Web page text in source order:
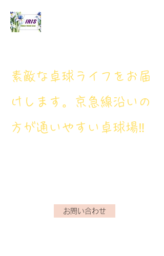
​素敵な卓球ライフをお届
けします。京急線沿いの
方が通いやすい卓球場‼
お問い合わせ